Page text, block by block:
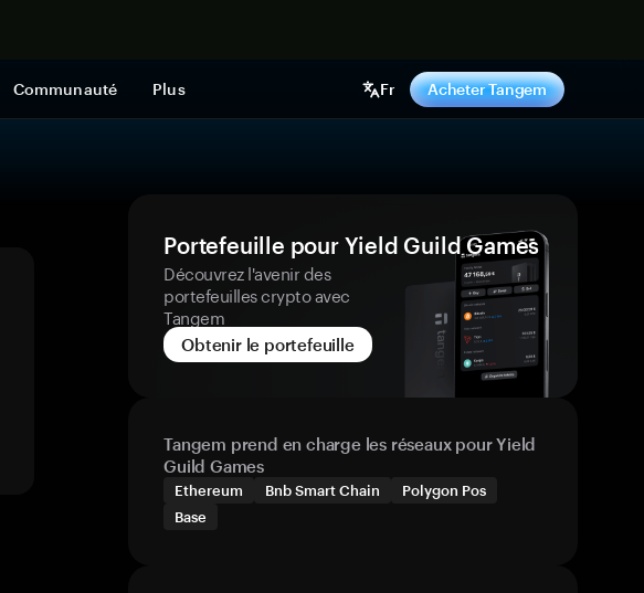
Communauté Plus Fr Acheter Tangem
Portefeuille pour Yield Guild Games
Découvrez l'avenir des
portefeuilles crypto avec
Tangem
Obtenir le portefeuille
Tangem prend en charge les réseaux pour Yield
Guild Games
Ethereum Bnb Smart Chain
Polygon Pos
Base